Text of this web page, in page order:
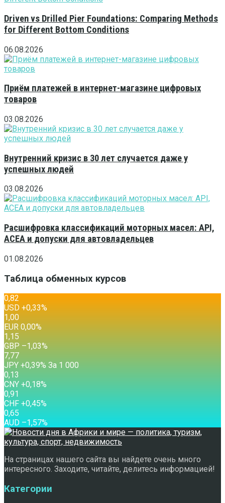
Driven vs Drilled Pier Foundations: Comparing Methods
for Different Bottom Conditions
06.08.2026
Приём платежей в интернет-магазине цифровых
товаров
03.08.2026
Внутренний кризис в 30 лет случается даже у
успешных людей
03.08.2026
Расшифровка классификаций моторных масел: API,
ACEA и допуски для автовладельцев
01.08.2026
Таблица обменных курсов
0,82
USD +0,33%
1,00
EUR 0,00%
1,15
GBP –1,03%
7,77
JPY +0,39% За 1 000
0,13
CNY +0,18%
0,91
CHF +0,45%
0,65
AUD –1,57%
На страницах нашего сайта вы найдете очень много
интересного. Заходите, читайте, делитесь информацией!
Категории